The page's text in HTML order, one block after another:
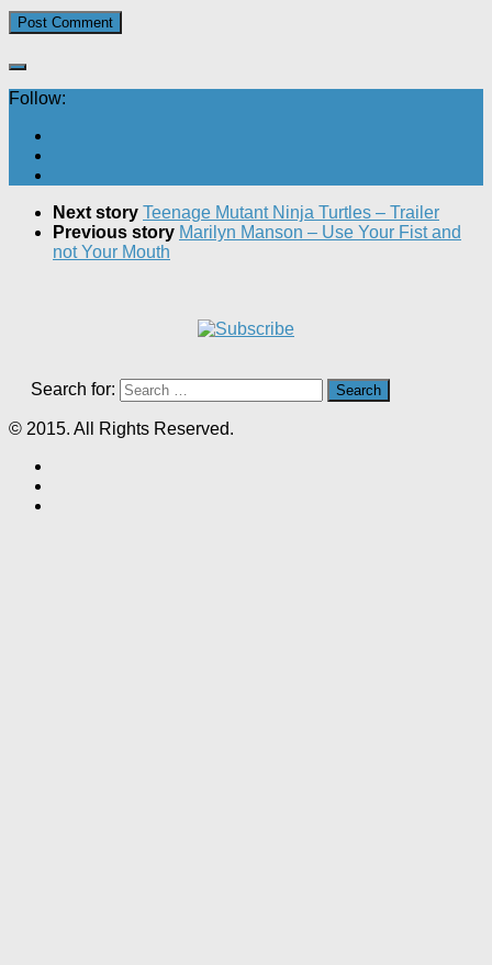
Follow:
Next story Teenage Mutant Ninja Turtles – Trailer
Previous story Marilyn Manson – Use Your Fist and
not Your Mouth
Search for:
© 2015. All Rights Reserved.